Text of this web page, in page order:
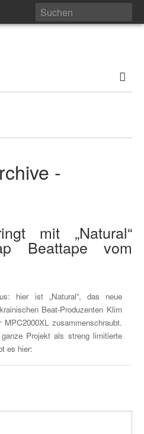
-
mit „Natural“
Beattape vom
hier ist „Natural“, das neue
Beat-Produzenten Klim
zusammenschraubt.
Projekt als streng limitierte
es hier: